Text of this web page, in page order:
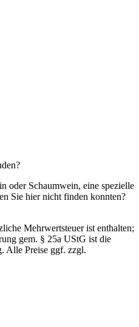
oder Schaumwein, eine spezielle
Sie hier nicht finden konnten?
Mehrwertsteuer ist enthalten;
gem. § 25a UStG ist die
Alle Preise ggf. zzgl.